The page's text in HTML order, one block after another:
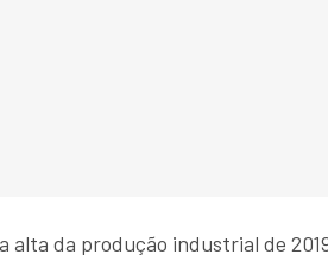
alta da produção industrial de